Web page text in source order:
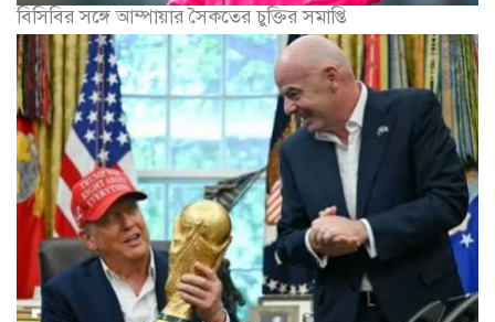
বিসিবির সঙ্গে আম্পায়ার সৈকতের চুক্তির সমাপ্তি